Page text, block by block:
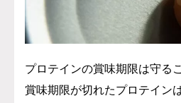
プロテインの賞味期限は守る
賞味期限が切れたプロテイン